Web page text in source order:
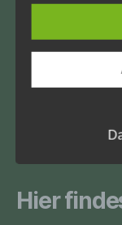
Über
Dies ist die
Westerende.
nächsten
Hier
Maßnahmen
lückenlosen
verarbeiteten
Schutz nicht